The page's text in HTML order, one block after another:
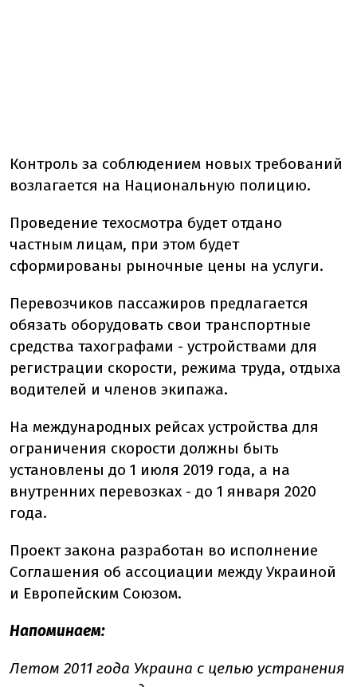
Контроль за соблюдением новых требований
возлагается на Национальную полицию.
Проведение техосмотра будет отдано
частным лицам, при этом будет
сформированы рыночные цены на услуги.
Перевозчиков пассажиров предлагается
обязать оборудовать свои транспортные
средства тахографами - устройствами для
регистрации скорости, режима труда, отдыха
водителей и членов экипажа.
На международных рейсах устройства для
ограничения скорости должны быть
установлены до 1 июля 2019 года, а на
внутренних перевозках - до 1 января 2020
года.
Проект закона разработан во исполнение
Соглашения об ассоциации между Украиной
и Европейским Союзом.
Напоминаем:
Летом 2011 года Украина с целью устранения